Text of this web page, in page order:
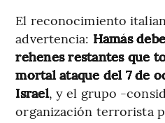
El reconocimiento
advertencia: Hamás
rehenes restantes que
mortal ataque del 7 de
Israel, y el grupo -
organización terrorista